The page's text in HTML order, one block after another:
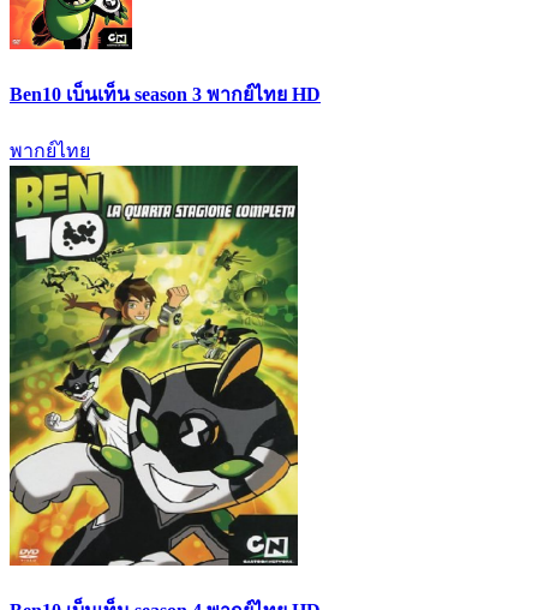
Ben10 เบ็นเท็น season 3 พากย์ไทย HD
พากย์ไทย